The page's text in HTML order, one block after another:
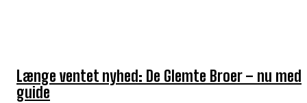
Længe ventet nyhed: De Glemte Broer – nu med
guide